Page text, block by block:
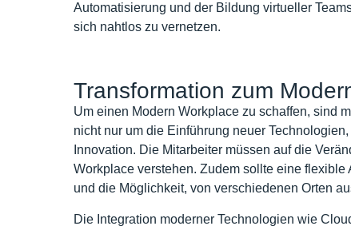
Automatisierung und der Bildung virtueller
sich nahtlos zu vernetzen.
Transformation zum
Um einen Modern Workplace zu schaffen, sind
nicht nur um die Einführung neuer
Innovation. Die Mitarbeiter müssen auf die
Workplace verstehen. Zudem sollte eine
und die Möglichkeit, von verschiedenen Orten
Die Integration moderner Technologien wie